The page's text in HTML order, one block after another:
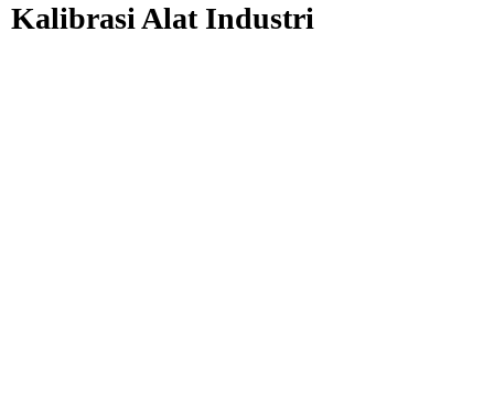
Kalibrasi Alat Industri